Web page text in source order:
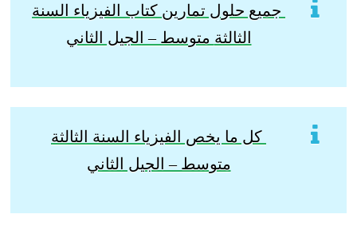
جميع حلول تمارين كتاب الفيزياء السنة
الثالثة متوسط – الجيل الثاني
كل ما يخص الفيزياء السنة الثالثة
متوسط – الجيل الثاني